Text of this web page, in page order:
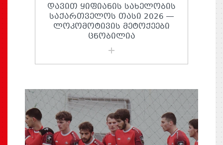
ᲓᲐᲕᲘᲗ ᲧᲘᲤᲘᲐᲜᲘᲡ ᲡᲐᲮᲔᲚᲝᲑᲘᲡ
ᲡᲐᲥᲐᲠᲗᲕᲔᲚᲝᲡ ᲗᲐᲡᲘ 2026 —
ᲚᲝᲙᲝᲛᲝᲢᲘᲕᲘᲡ ᲛᲔᲢᲝᲥᲔᲔᲑᲘ
ᲪᲜᲝᲑᲘᲚᲘᲐ